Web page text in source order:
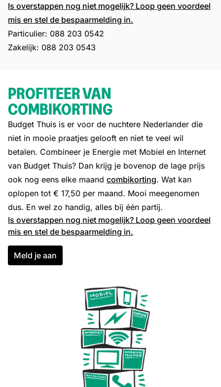
Is overstappen nog niet mogelijk? Loop geen voordeel
mis en stel de bespaarmelding in.
Particulier: 088 203 0542
Zakelijk: 088 203 0543
PROFITEER VAN
COMBIKORTING
Budget Thuis is er voor de nuchtere Nederlander die
niet in mooie praatjes gelooft en niet te veel wil
betalen. Combineer je Energie met Mobiel en Internet
van Budget Thuis? Dan krijg je bovenop de lage prijs
ook nog eens elke maand combikorting. Wat kan
oplopen tot € 17,50 per maand. Mooi meegenomen
dus. En wel zo handig, alles bij één partij.
Is overstappen nog niet mogelijk? Loop geen voordeel
mis en stel de bespaarmelding in.
Meld je aan